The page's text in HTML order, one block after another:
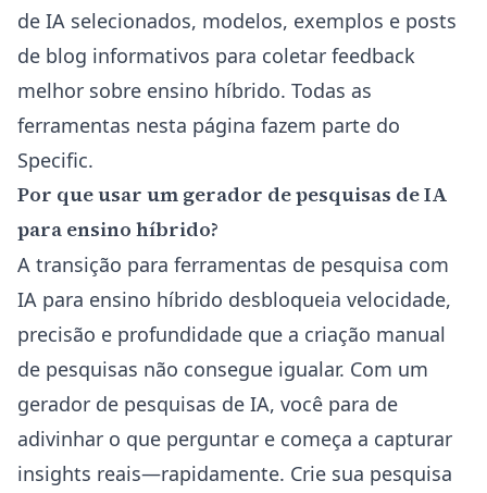
de IA selecionados, modelos, exemplos e posts
de blog informativos para coletar feedback
melhor sobre ensino híbrido. Todas as
ferramentas nesta página fazem parte do
Specific.
Por que usar um gerador de pesquisas de IA
para ensino híbrido?
A transição para ferramentas de pesquisa com
IA para ensino híbrido desbloqueia velocidade,
precisão e profundidade que a criação manual
de pesquisas não consegue igualar. Com um
gerador de pesquisas de IA, você para de
adivinhar o que perguntar e começa a capturar
insights reais—rapidamente. Crie sua pesquisa